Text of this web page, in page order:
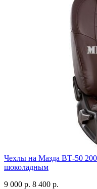
Чехлы на Мазда ВТ-50
шоколадным
9 000 р. 8 400 р.